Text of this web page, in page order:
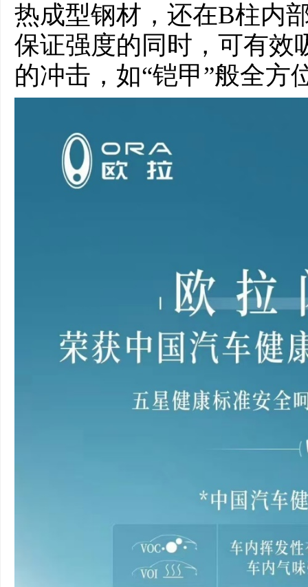
热成型钢材，还在B柱内
保证强度的同时，可有效
的冲击，如“铠甲”般全方